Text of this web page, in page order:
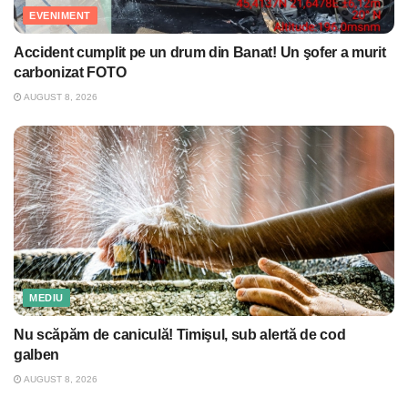
EVENIMENT
Accident cumplit pe un drum din Banat! Un şofer a murit
carbonizat FOTO
AUGUST 8, 2026
MEDIU
Nu scăpăm de caniculă! Timişul, sub alertă de cod
galben
AUGUST 8, 2026